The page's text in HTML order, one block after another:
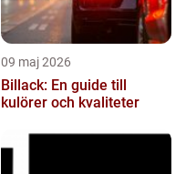
09 maj 2026
Billack: En guide till
kulörer och kvaliteter